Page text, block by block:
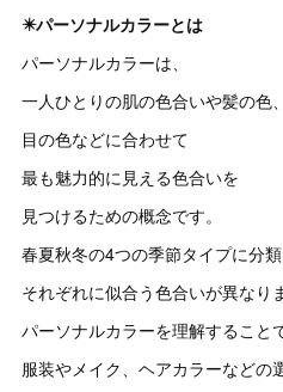
✴️パーソナルカラーとは
パーソナルカラーは、
一人ひとりの肌の色合いや髪の色、
目の色などに合わせて
最も魅力的に見える色合いを
見つけるための概念です。
春夏秋冬の4つの季節タイプに分類
それぞれに似合う色合いが異なり
パーソナルカラーを理解することで
服装やメイク、ヘアカラーなどの